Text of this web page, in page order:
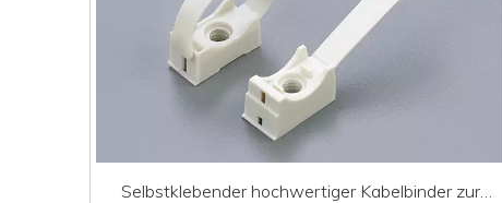
Selbstklebender hochwertiger Kabelbinder zur